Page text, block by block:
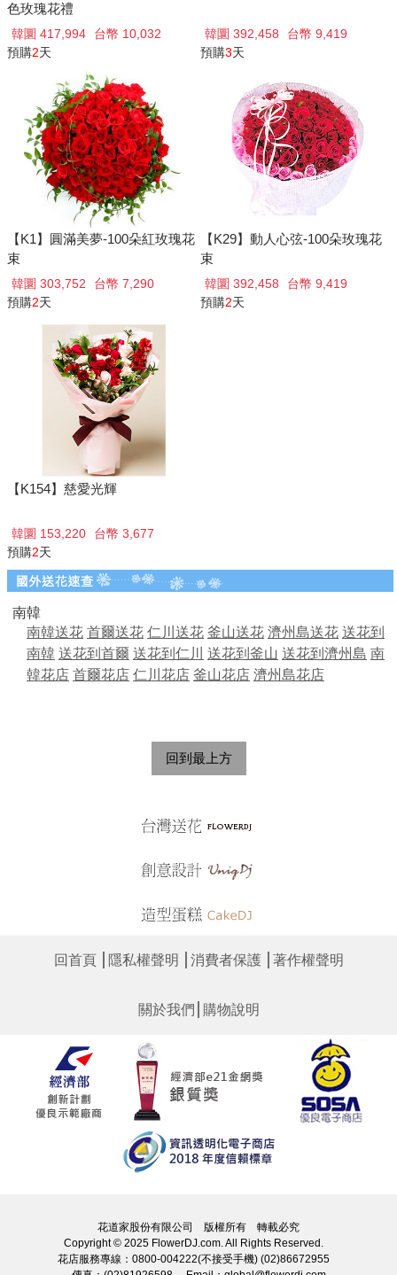
色玫瑰花禮
韓圜 417,994
台幣 10,032
預購2天
韓圜 392,458
台幣 9,419
預購3天
【K1】圓滿美夢-100朵紅玫瑰花
束
韓圜 303,752
台幣 7,290
預購2天
【K29】動人心弦-100朵玫瑰花
束
韓圜 392,458
台幣 9,419
預購2天
【K154】慈愛光輝
韓圜 153,220
台幣 3,677
預購2天
南韓
南韓送花 首爾送花 仁川送花 釜山送花 濟州島送花 送花到
南韓 送花到首爾 送花到仁川 送花到釜山 送花到濟州島 南
韓花店 首爾花店 仁川花店 釜山花店 濟州島花店
回到最上方
回首頁│ 隱私權聲明 消費者保護│ 著作權聲明
關於我們 購物說明
花道家股份有限公司 版權所有 轉載必究
Copyright © 2025 FlowerDJ.com. All Rights Reserved.
花店服務專線：0800-004222(不接受手機) (02)86672955